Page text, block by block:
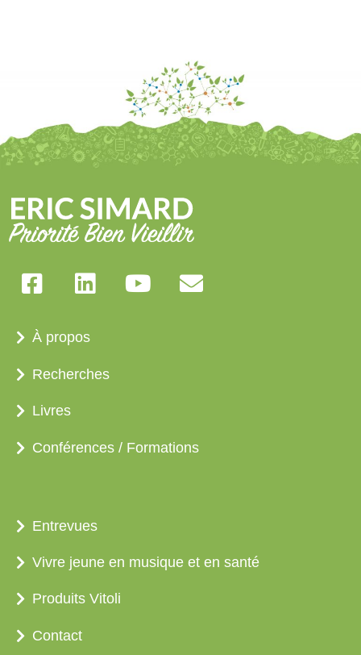
À propos
Recherches
Livres
Conférences / Formations
Entrevues
Vivre jeune en musique et en santé
Produits Vitoli
Contact